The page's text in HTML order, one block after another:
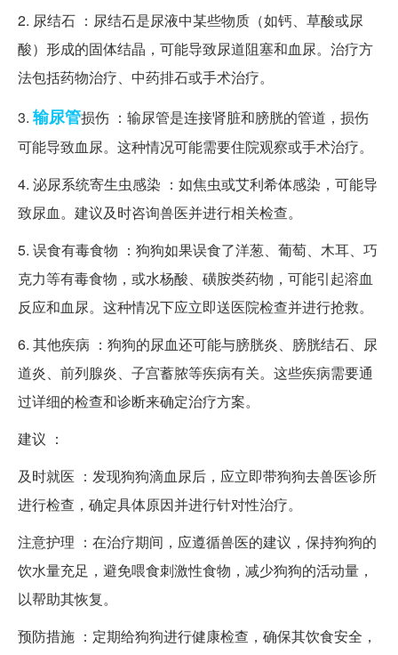
2. 尿结石 ：尿结石是尿液中某些物质（如钙、草酸或尿
酸）形成的固体结晶，可能导致尿道阻塞和血尿。治疗方
法包括药物治疗、中药排石或手术治疗。
3. 输尿管损伤 ：输尿管是连接肾脏和膀胱的管道，损伤
可能导致血尿。这种情况可能需要住院观察或手术治疗。
4. 泌尿系统寄生虫感染 ：如焦虫或艾利希体感染，可能导
致尿血。建议及时咨询兽医并进行相关检查。
5. 误食有毒食物 ：狗狗如果误食了洋葱、葡萄、木耳、巧
克力等有毒食物，或水杨酸、磺胺类药物，可能引起溶血
反应和血尿。这种情况下应立即送医院检查并进行抢救。
6. 其他疾病 ：狗狗的尿血还可能与膀胱炎、膀胱结石、尿
道炎、前列腺炎、子宫蓄脓等疾病有关。这些疾病需要通
过详细的检查和诊断来确定治疗方案。
建议 ：
及时就医 ：发现狗狗滴血尿后，应立即带狗狗去兽医诊所
进行检查，确定具体原因并进行针对性治疗。
注意护理 ：在治疗期间，应遵循兽医的建议，保持狗狗的
饮水量充足，避免喂食刺激性食物，减少狗狗的活动量，
以帮助其恢复。
预防措施 ：定期给狗狗进行健康检查，确保其饮食安全，